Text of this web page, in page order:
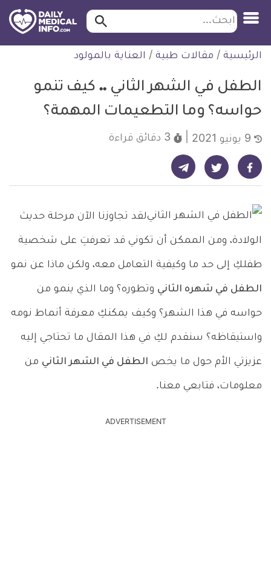
التخطي
للمحتوى
طبية
ابحث ابحث…
الرئيسية / مقالات طبية / العناية بالمولود
الطفل في الشهر الثاني .. كيف تنمو
حواسه؟ وما التطعيمات المهمة؟
3 دقائق قراءة
شارك على فيسبوك - ديلي ميديكال انفو شارك على تويتر - ديلي ميديكال انفو شارك على تيليجرام - ديلي ميديكال انفو
لقد تجاوزنا الآن مرحلة حديث
الولادة، ومن الممكن أن تكوني قد تعرفتِ على شخصية
طفلكِ إلى حد ما وكيفية التعامل معه، ولكن ماذا عن نمو
الطفل في شهره الثاني وتطوره؟ وما الذي ينمو من
حواسه في هذا الشهر؟ وكيف يمكنكِ معرفة أنماط نومه
واستيقاظه؟ سنقدم لكِ في هذا المقال ما تحتاجي إليه
عزيزتي الأم حول ما يخص الطفل في الشهر الثاني من
معلومات، فتابعي معنا.
ADVERTISEMENT